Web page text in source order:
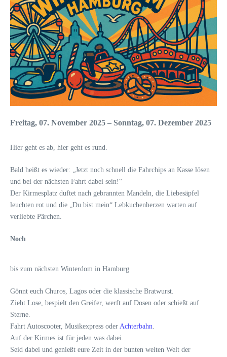
Freitag, 07. November 2025 – Sonntag, 07. Dezember 2025
Hier geht es ab, hier geht es rund.
Bald heißt es wieder: „Jetzt noch schnell die Fahrchips an Kasse lösen
und bei der nächsten Fahrt dabei sein!“
Der Kirmesplatz duftet nach gebrannten Mandeln, die Liebesäpfel
leuchten rot und die „Du bist mein“ Lebkuchenherzen warten auf
verliebte Pärchen.
Noch
bis zum nächsten Winterdom in Hamburg
Gönnt euch Churos, Lagos oder die klassische Bratwurst.
Zieht Lose, bespielt den Greifer, werft auf Dosen oder schießt auf
Sterne.
Fahrt Autoscooter, Musikexpress oder Achterbahn.
Auf der Kirmes ist für jeden was dabei.
Seid dabei und genießt eure Zeit in der bunten weiten Welt der